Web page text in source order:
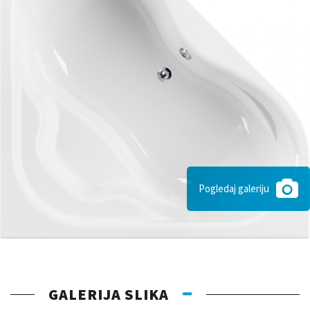
Pogledaj galeriju
GALERIJA SLIKA